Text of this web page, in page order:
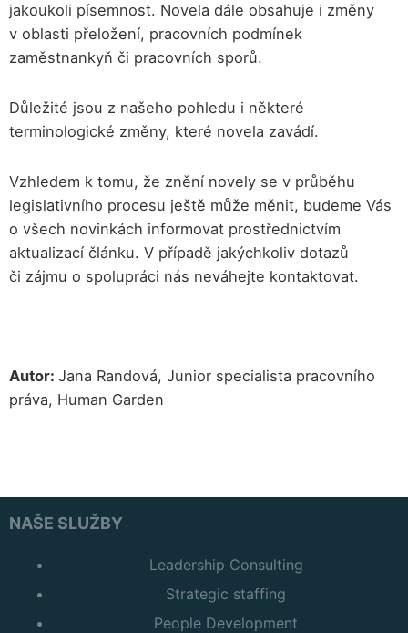
jakoukoli písemnost. Novela dále obsahuje i změny
v oblasti přeložení, pracovních podmínek
zaměstnankyň či pracovních sporů.
Důležité jsou z našeho pohledu i některé
terminologické změny, které novela zavádí.
Vzhledem k tomu, že znění novely se v průběhu
legislativního procesu ještě může měnit, budeme Vás
o všech novinkách informovat prostřednictvím
aktualizací článku. V případě jakýchkoliv dotazů
či zájmu o spolupráci nás neváhejte kontaktovat.
Autor: Jana Randová, Junior specialista pracovního
práva, Human Garden
NAŠE SLUŽBY
Leadership Consulting
Strategic staffing
People Development